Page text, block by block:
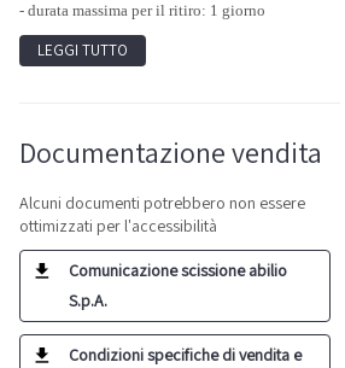
- durata massima per il ritiro: 1 giorno
LEGGI TUTTO
Documentazione vendita
Alcuni documenti potrebbero non essere
ottimizzati per l'accessibilità
Comunicazione scissione abilio
S.p.A.
Condizioni specifiche di vendita e